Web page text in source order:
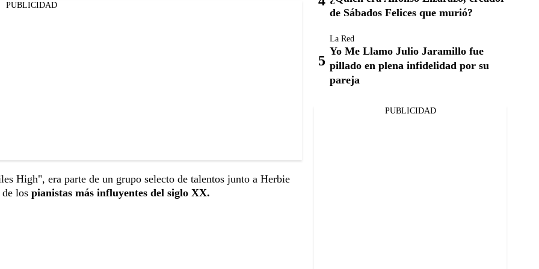
PUBLICIDAD
High", era parte de un grupo selecto de talentos junto a Herbie
los pianistas más influyentes del siglo XX.
de Sábados Felices que murió?
La Red
Yo Me Llamo Julio Jaramillo fue
pillado en plena infidelidad por su
pareja
PUBLICIDAD